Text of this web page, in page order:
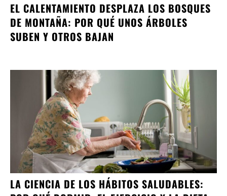
EL CALENTAMIENTO DESPLAZA LOS BOSQUES
DE MONTAÑA: POR QUÉ UNOS ÁRBOLES
SUBEN Y OTROS BAJAN
LA CIENCIA DE LOS HÁBITOS SALUDABLES: